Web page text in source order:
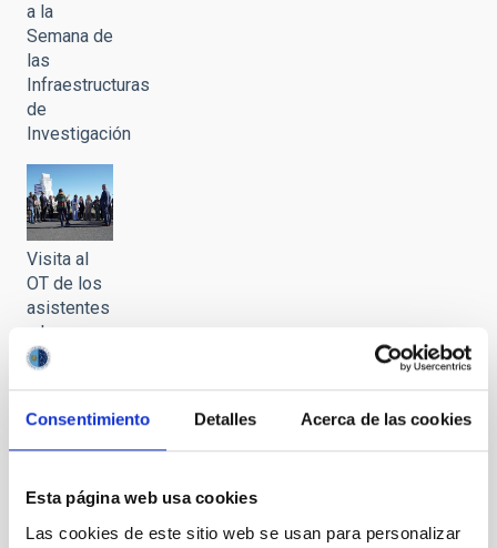
Consentimiento Detalles Acerca de las cookies
Esta página web usa cookies
Las cookies de este sitio web se usan para personalizar
a la
Semana de
las
Infraestructuras
de
Investigación
Visita al
OT de los
asistentes
a la
Semana de
de
Investigación